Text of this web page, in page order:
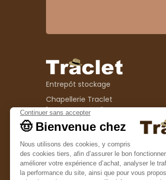
Entrepôt stockage
Chapellerie Traclet
14 Impasse Bardin
42300 Roanne
contact@chapellerie-traclet.com
Boutique
Chapellerie Traclet
4 rue de Cadore